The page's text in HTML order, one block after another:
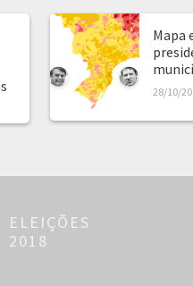
Mapa
28/10/
ELEIÇÕES
2018